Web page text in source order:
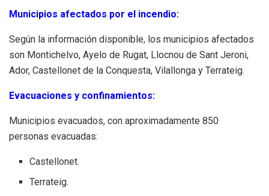
Municipios afectados por el incendio:
Según la información disponible, los municipios afectados
son Montichelvo, Ayelo de Rugat, Llocnou de Sant Jeroni,
Ador, Castellonet de la Conquesta, Vilallonga y Terrateig.
Evacuaciones y confinamientos:
Municipios evacuados, con aproximadamente 850
personas evacuadas:
Castellonet.
Terrateig.